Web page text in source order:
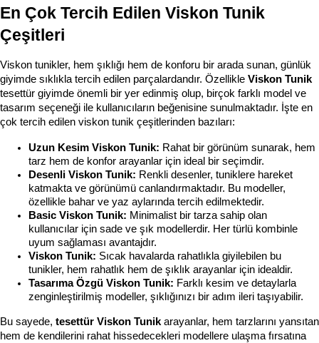
En Çok Tercih Edilen Viskon Tunik
Çeşitleri
Viskon tunikler, hem şıklığı hem de konforu bir arada sunan, günlük
giyimde sıklıkla tercih edilen parçalardandır. Özellikle Viskon Tunik
tesettür giyimde önemli bir yer edinmiş olup, birçok farklı model ve
tasarım seçeneği ile kullanıcıların beğenisine sunulmaktadır. İşte en
çok tercih edilen viskon tunik çeşitlerinden bazıları:
Uzun Kesim Viskon Tunik: Rahat bir görünüm sunarak, hem
tarz hem de konfor arayanlar için ideal bir seçimdir.
Desenli Viskon Tunik: Renkli desenler, tuniklere hareket
katmakta ve görünümü canlandırmaktadır. Bu modeller,
özellikle bahar ve yaz aylarında tercih edilmektedir.
Basic Viskon Tunik: Minimalist bir tarza sahip olan
kullanıcılar için sade ve şık modellerdir. Her türlü kombinle
uyum sağlaması avantajdır.
Viskon Tunik: Sıcak havalarda rahatlıkla giyilebilen bu
tunikler, hem rahatlık hem de şıklık arayanlar için idealdir.
Tasarıma Özgü Viskon Tunik: Farklı kesim ve detaylarla
zenginleştirilmiş modeller, şıklığınızı bir adım ileri taşıyabilir.
Bu sayede, tesettür Viskon Tunik arayanlar, hem tarzlarını yansıtan
hem de kendilerini rahat hissedecekleri modellere ulaşma fırsatına